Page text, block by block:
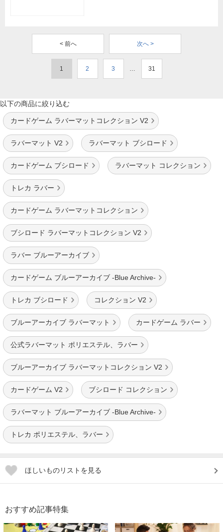
< 前へ 次へ >
1 2 3 31
以下の商品に絞り込む
カードゲーム ラバーマットコレクション V2
ラバーマット V2 ラバーマット ブシロード
カードゲーム ブシロード ラバーマット コレクション
トレカ ラバー
カードゲーム ラバーマットコレクション
ブシロード ラバーマットコレクション V2
ラバー ブルーアーカイブ
カードゲーム ブルーアーカイブ -Blue Archive-
トレカ ブシロード コレクション V2
ブルーアーカイブ ラバーマット カードゲーム ラバー
公式ラバーマット ポリエステル、ラバー
ブルーアーカイブ ラバーマットコレクション V2
カードゲーム V2 ブシロード コレクション
ラバーマット ブルーアーカイブ -Blue Archive-
トレカ ポリエステル、ラバー
ほしいものリストを見る
おすすめ記事特集